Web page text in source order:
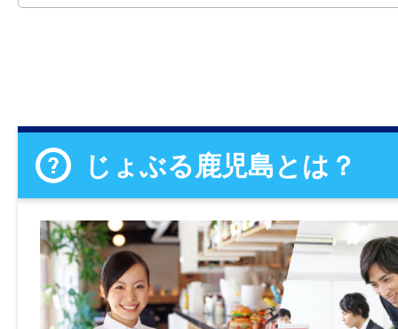
じょぶる鹿児島とは？